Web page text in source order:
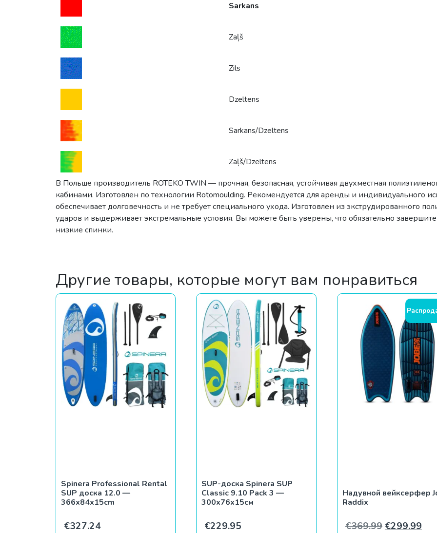
Sarkans
Zaļš
Zils
Dzeltens
Sarkans/Dzeltens
Zaļš/Dzeltens
В Польше производитель ROTEKO TWIN — прочная, безопасная, устойчивая двухместная
кабинами. Изготовлен по технологии Rotomoulding. Рекомендуется для аренды и индивидуального
обеспечивает долговечность и не требует специального ухода. Изготовлен из экструдированного
ударов и выдерживает экстремальные условия. Вы можете быть уверены, что обязательно
низкие спинки.
Другие товары, которые могут вам понравиться
Spinera Professional Rental
SUP доска 12.0 —
366x84x15cm
€327.24
SUP-доска Spinera SUP
Classic 9.10 Pack 3 —
300x76x15см
€229.95
Надувной вейксерфер
Raddix
€369.99 €299.99